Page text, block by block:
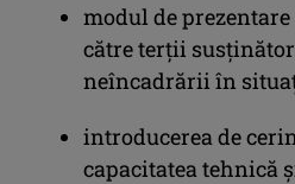
modul de
către terţii
neîncadrării în
introducerea de
capacitatea tehnică